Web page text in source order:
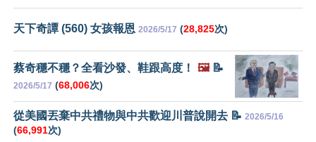
天下奇譚 (560) 女孩報恩 2026/5/17 (28,825次)
蔡奇穩不穩？全看沙發、鞋跟高度！ 🖼️📝
2026/5/17 (68,006次)
從美國丟棄中共禮物與中共歡迎川普說開去 📝 2026/5/16
(66,991次)